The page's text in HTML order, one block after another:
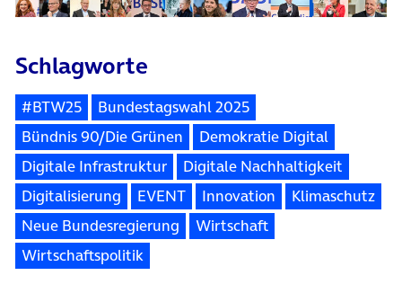
Schlagworte
#BTW25
Bundestagswahl 2025
Bündnis 90/Die Grünen
Demokratie Digital
Digitale Infrastruktur
Digitale Nachhaltigkeit
Digitalisierung
EVENT Innovation
Klimaschutz
Neue Bundesregierung
Wirtschaft
Wirtschaftspolitik